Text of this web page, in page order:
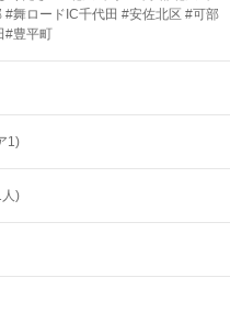
舞ロードIC千代田 #安佐北区 #可部
#豊平町
1)
)